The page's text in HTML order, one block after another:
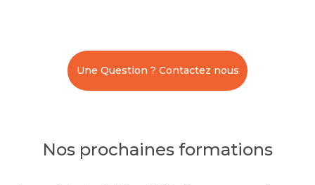
Une Question ? Contactez nous
Nos prochaines formations